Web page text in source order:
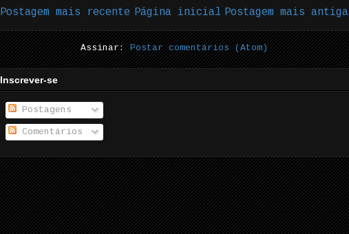
Postagem mais recente Postagem mais antiga
Página inicial
Assinar:Postar comentários (Atom)
Inscrever-se
Postagens
Comentários